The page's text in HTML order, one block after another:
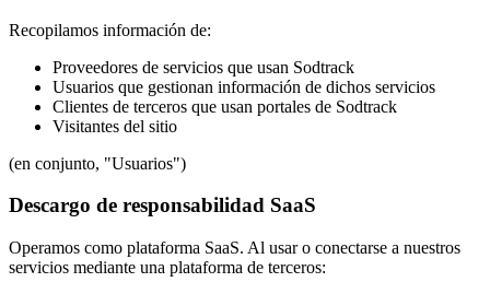
Recopilamos información de:
Proveedores de servicios que usan Sodtrack
Usuarios que gestionan información de dichos servicios
Clientes de terceros que usan portales de Sodtrack
Visitantes del sitio
(en conjunto, "Usuarios")
Descargo de responsabilidad SaaS
Operamos como plataforma SaaS. Al usar o conectarse a nuestros
servicios mediante una plataforma de terceros: